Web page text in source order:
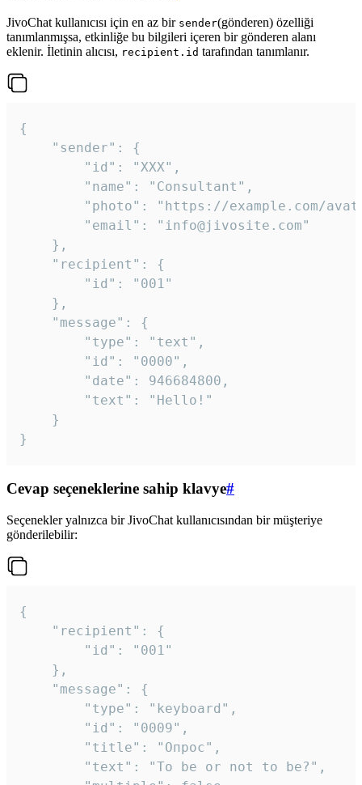
JivoChat kullanıcısı için en az bir sender(gönderen) özelliği
tanımlanmışsa, etkinliğe bu bilgileri içeren bir gönderen alanı
eklenir. İletinin alıcısı, recipient.id tarafından tanımlanır.
{
}
Cevap seçeneklerine sahip klavye#
Seçenekler yalnızca bir JivoChat kullanıcısından bir müşteriye
gönderilebilir:
{